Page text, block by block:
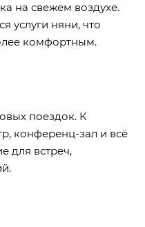
на свежем воздухе.
услуги няни, что
комфортным.
поездок. К
конференц-зал и всё
для встреч,